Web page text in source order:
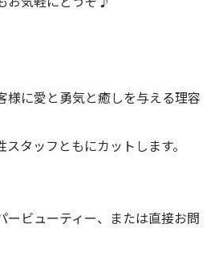
様に愛と勇気と癒しを与える理容
タッフともにカットします。
ービューティー、または直接お問